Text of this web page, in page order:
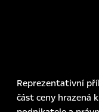
Reprezentativní
část ceny hrazená